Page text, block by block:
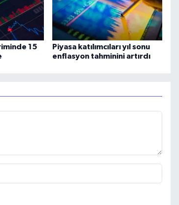
15
Piyasa katılımcıları yıl sonu
enflasyon tahminini artırdı